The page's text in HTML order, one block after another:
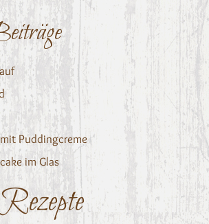
Puddingcreme
im Glas